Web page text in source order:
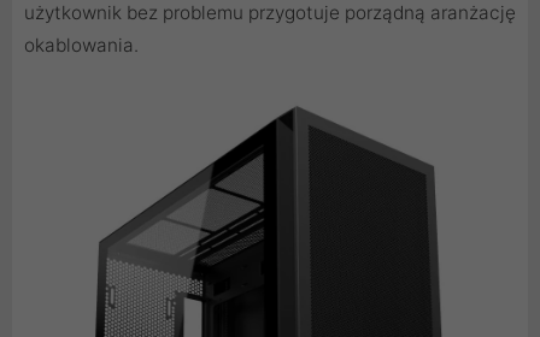
użytkownik bez problemu przygotuje porządną aranżację
okablowania.